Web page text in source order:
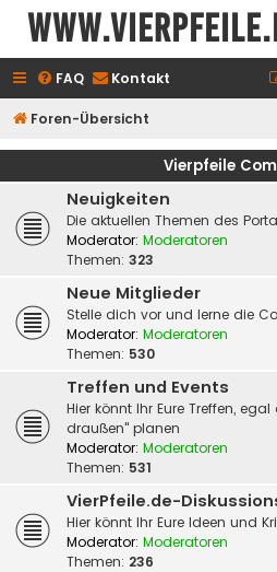
FAQ Kontakt
Foren-Übersicht
Vierpfeile
Neuigkeiten
Die aktuellen Themen des
Moderator: Moderatoren
Themen: 323
Neue Mitglieder
Stelle dich vor und lerne die
Moderator: Moderatoren
Themen: 530
Treffen und Events
Hier könnt Ihr Eure Treffen,
draußen" planen
Moderator: Moderatoren
Themen: 531
VierPfeile.de-
Hier könnt Ihr Eure Ideen und
Moderator: Moderatoren
Themen: 236